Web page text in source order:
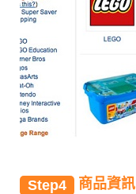
Step4
商品資訊